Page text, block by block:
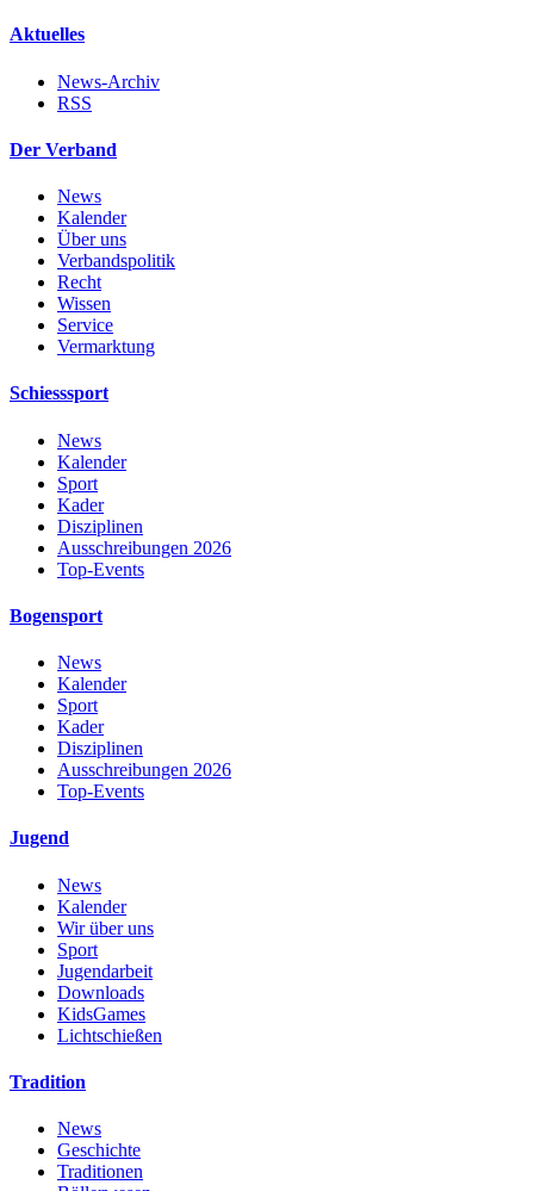
Aktuelles
News-Archiv
RSS
Der Verband
News
Kalender
Über uns
Verbandspolitik
Recht
Wissen
Service
Vermarktung
Schiesssport
News
Kalender
Sport
Kader
Disziplinen
Ausschreibungen 2026
Top-Events
Bogensport
News
Kalender
Sport
Kader
Disziplinen
Ausschreibungen 2026
Top-Events
Jugend
News
Kalender
Wir über uns
Sport
Jugendarbeit
Downloads
KidsGames
Lichtschießen
Tradition
News
Geschichte
Traditionen